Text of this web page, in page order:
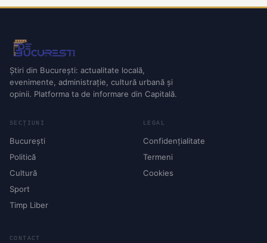
Știri din București: actualitate locală,
evenimente, administrație, cultură urbană și
opinii. Platforma ta de informare din Capitală.
SECȚIUNI
București
Politică
Cultură
Sport
Timp Liber
LEGAL
Confidențialitate
Termeni
Cookies
CONTACT